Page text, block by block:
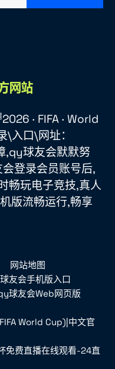
· FIFA · World
\入口\网址：
,qy球友会默默努
登录会员账号后,
畅玩电子竞技,真人
版流畅运行,畅享
网站地图
友会手机版入口
球友会Web网页版
World Cup)|中文官
免费直播在线观看-24直